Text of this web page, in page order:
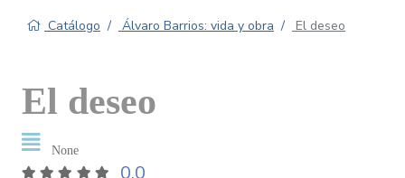
Catálogo Álvaro Barrios: vida y obra El deseo
El deseo
None
0,0